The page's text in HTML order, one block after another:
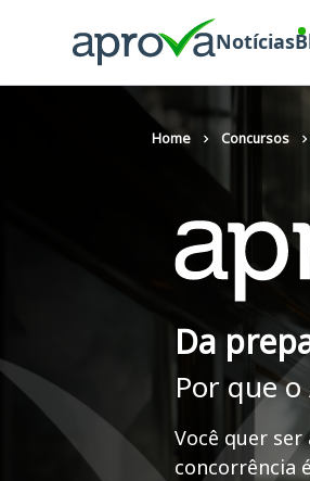
Notícias
Home Concursos
Da
Por que
Você quer
concorrência